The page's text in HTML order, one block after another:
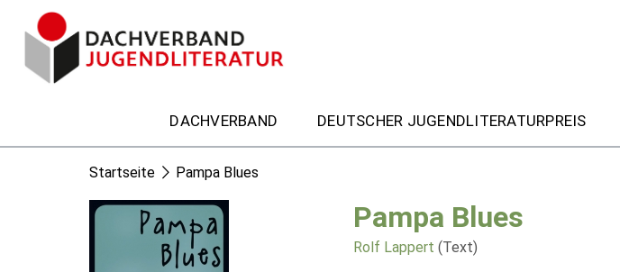
DACHVERBAND DEUTSCHER JUGENDLITERATURPREIS
Startseite Pampa Blues
Pampa Blues
Rolf Lappert (Text)